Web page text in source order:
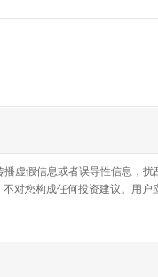
虚假信息或者误导性信息，
对您构成任何投资建议。用